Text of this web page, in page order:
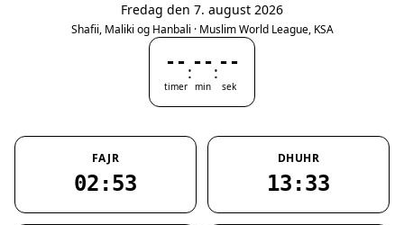
Fredag den 7. august 2026
Shafii, Maliki og Hanbali · Muslim World League, KSA
--
timer
:--
min
:--
sek
FAJR
02:53
DHUHR
13:33